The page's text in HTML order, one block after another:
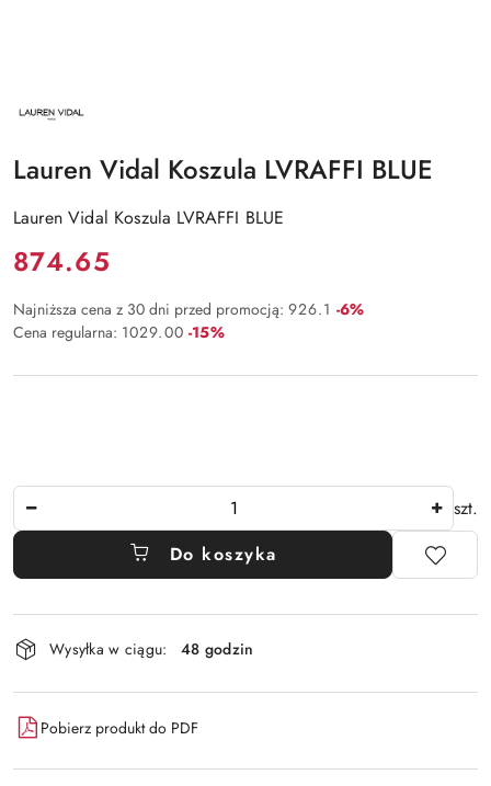
NAZWA
PRODUCENTA:
Lauren Vidal Koszula LVRAFFI BLUE
Lauren Vidal Koszula LVRAFFI BLUE
Cena:
874.65
Najniższa cena z 30 dni przed promocją: 926.1 Rabat:
-6%
Cena regularna: 1029.00 Rabat:
-15%
szt.
Do koszyka
Dostępność
i
dostawa
Wysyłka w ciągu: 48 godzin
Pobierz produkt do PDF